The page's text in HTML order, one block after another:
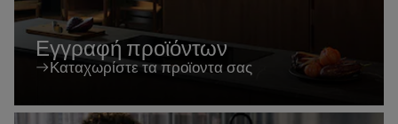
Εγγραφή προϊόντων
Καταχωρίστε τα προϊοντα σας